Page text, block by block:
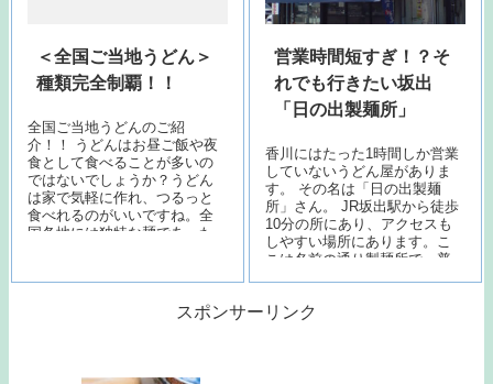
＜全国ご当地うどん＞
種類完全制覇！！
全国ご当地うどんのご紹
介！！ うどんはお昼ご飯や夜
食として食べることが多いの
ではないでしょうか？うどん
は家で気軽に作れ、つるっと
食べれるのがいいですね。全
国各地には独特な麺であった
食べ方…
営業時間短すぎ！？そ
れでも行きたい坂出
「日の出製麺所」
香川にはたった1時間しか営業
していないうどん屋がありま
す。 その名は「日の出製麺
所」さん。 JR坂出駅から徒歩
10分の所にあり、アクセスも
しやすい場所にあります。こ
こは名前の通り製麺所で、普
スポンサーリンク